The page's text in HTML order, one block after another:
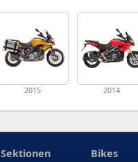
2015 2014
Sektionen Bikes